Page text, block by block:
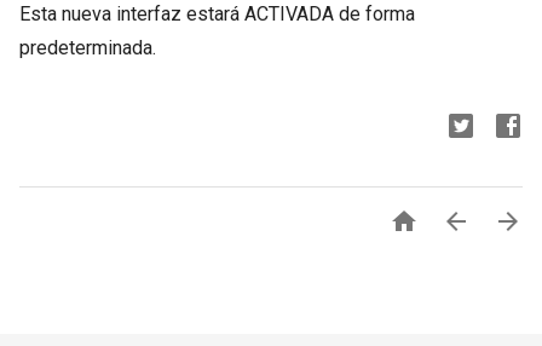
Esta nueva interfaz estará ACTIVADA de forma
predeterminada.
  